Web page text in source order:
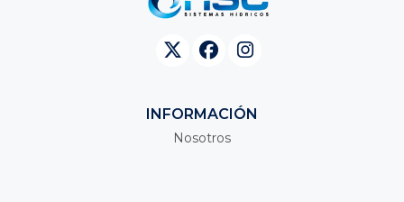
INFORMACIÓN
Nosotros